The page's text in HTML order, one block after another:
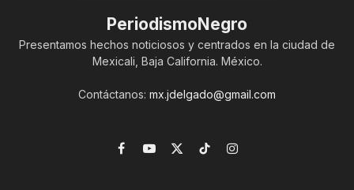
PeriodismoNegro
Presentamos hechos noticiosos y centrados en la ciudad de
Mexicali, Baja California. México.
Contáctanos: mx.jdelgado@gmail.com
Facebook
YouTube
X
TikTokInstagram